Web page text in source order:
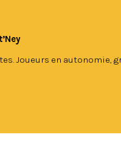
Joueurs en autonomie,